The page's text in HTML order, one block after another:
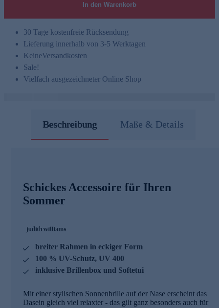
In den Warenkorb
30 Tage kostenfreie Rücksendung
Lieferung innerhalb von 3-5 Werktagen
KeineVersandkosten
Sale!
Vielfach ausgezeichneter Online Shop
Beschreibung Maße & Details
Schickes Accessoire für Ihren
Sommer
breiter Rahmen in eckiger Form
100 % UV-Schutz, UV 400
inklusive Brillenbox und Softetui
Mit einer stylischen Sonnenbrille auf der Nase erscheint das
Dasein gleich viel relaxter - das gilt ganz besonders auch für